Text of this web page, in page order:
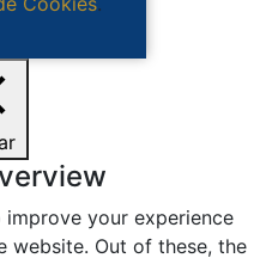
your experience
website. Out of these, the